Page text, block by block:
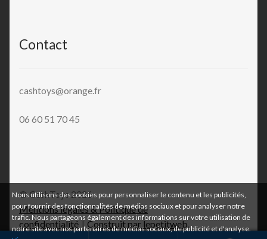
Contact
cashtoys@orange.fr
06 60 51 70 45
© CashToys 2026
Mentions légales & Politique de
confidentialité
Construit par lepetitweb
Nous utilisons des cookies pour personnaliser le contenu et les publicités,
pour fournir des fonctionnalités de médias sociaux et pour analyser notre
trafic. Nous partageons également des informations sur votre utilisation de
notre site avec nos partenaires de médias sociaux, de publicité et d'analyse.